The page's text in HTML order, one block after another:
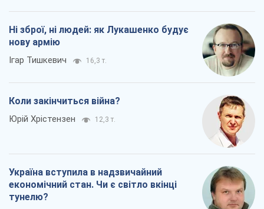
Ні зброї, ні людей: як Лукашенко будує
нову армію
Ігар Тишкевич 16,3 т.
Коли закінчиться війна?
Юрій Хрістензен 12,3 т.
Україна вступила в надзвичайний
економічний стан. Чи є світло вкінці
тунелю?